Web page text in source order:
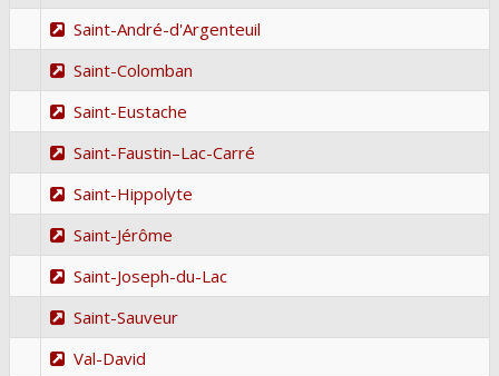
Saint-André-d'Argenteuil
Saint-Colomban
Saint-Eustache
Saint-Faustin–Lac-Carré
Saint-Hippolyte
Saint-Jérôme
Saint-Joseph-du-Lac
Saint-Sauveur
Val-David